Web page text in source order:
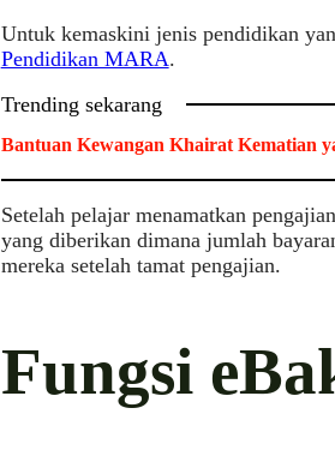
Untuk kemaskini jenis pendidikan
Pendidikan MARA.
Trending sekarang
Bantuan Kewangan Khairat Kematian
Setelah pelajar menamatkan
yang diberikan dimana jumlah
mereka setelah tamat pengajian.
Fungsi